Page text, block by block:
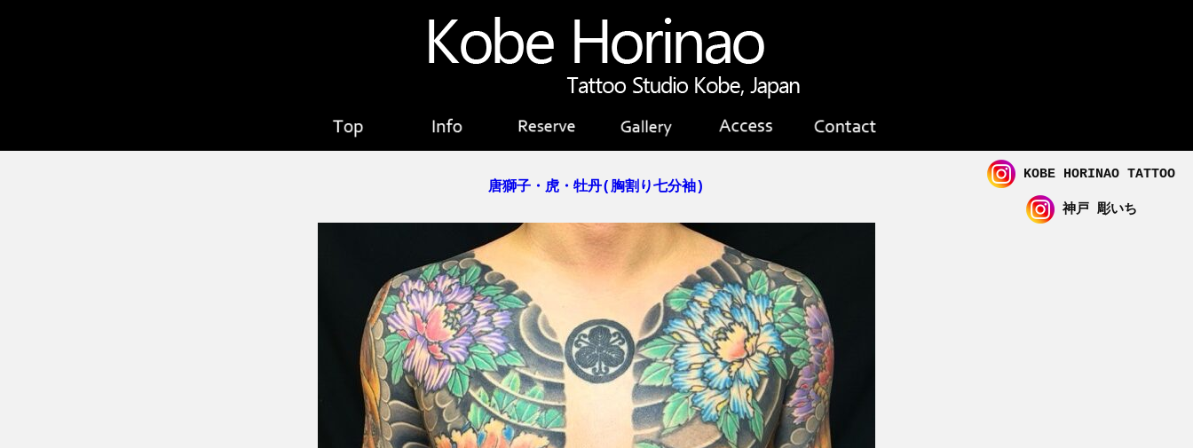
KOBE HORINAO TATTOO
神戸 彫いち
唐獅子・虎・牡丹(胸割り七分袖)